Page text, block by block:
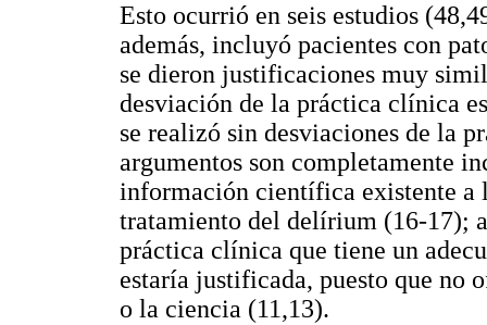
Esto ocurrió en seis estudios
además, incluyó pacientes con
se dieron justificaciones muy
desviación de la práctica clínica
se realizó sin desviaciones de la
argumentos son completamente
información científica existente a
tratamiento del delírium (16-17);
práctica clínica que tiene un
estaría justificada, puesto que no
o la ciencia (11,13).